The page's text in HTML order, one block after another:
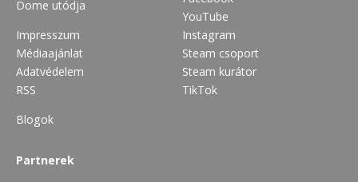
Dome utódja
Impresszum
Médiaajánlat
Adatvédelem
RSS
Blogok
YouTube
Instagram
Steam csoport
Steam kurátor
TikTok
Partnerek